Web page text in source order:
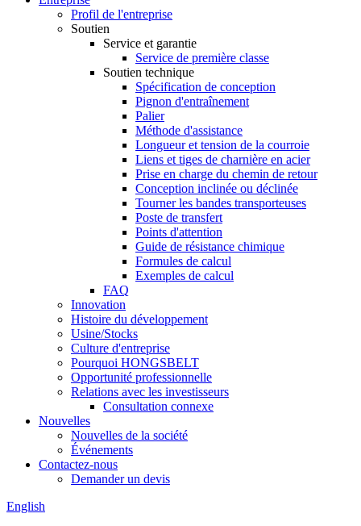
Profil de l'entreprise
Soutien
Service et garantie
Service de première classe
Soutien technique
Spécification de conception
Pignon d'entraînement
Palier
Méthode d'assistance
Longueur et tension de la courroie
Liens et tiges de charnière en acier
Prise en charge du chemin de retour
Conception inclinée ou déclinée
Tourner les bandes transporteuses
Poste de transfert
Points d'attention
Guide de résistance chimique
Formules de calcul
Exemples de calcul
FAQ
Innovation
Histoire du développement
Usine/Stocks
Culture d'entreprise
Pourquoi HONGSBELT
Opportunité professionnelle
Relations avec les investisseurs
Consultation connexe
Nouvelles
Nouvelles de la société
Événements
Contactez-nous
Demander un devis
English